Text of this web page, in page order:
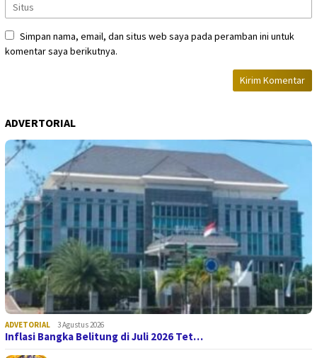
Simpan nama, email, dan situs web saya pada peramban ini untuk
komentar saya berikutnya.
ADVERTORIAL
ADVETORIAL 3 Agustus 2026
Inflasi Bangka Belitung di Juli 2026 Tet…